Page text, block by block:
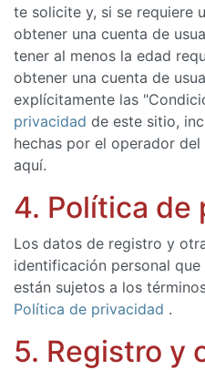
te solicite y, si se requiere
obtener una cuenta de
tener al menos la edad
obtener una cuenta de
explícitamente las
privacidad de este sitio,
hechas por el operador
aquí.
4. Política de
Los datos de registro y
identificación personal
están sujetos a los
Política de privacidad .
5. Registro y